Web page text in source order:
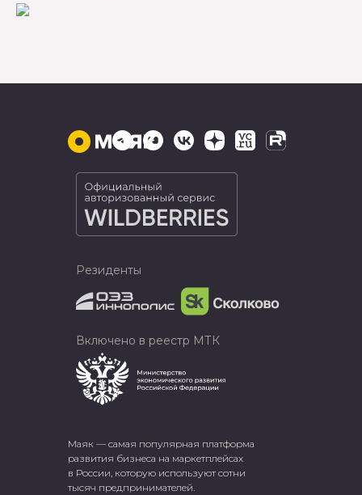
Маяк — самая популярная платформа
развития бизнеса на маркетплейсах
в России, которую используют сотни
тысяч предпринимателей.
Резиденты
Включено в реестр МТК